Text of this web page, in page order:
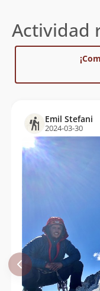
Actividad
Emil Stefani
2024-03-30